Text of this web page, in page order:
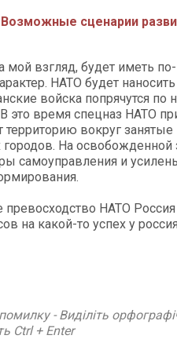
Возможные сценарии
мой взгляд, будет иметь
НАТО будет
войска попрячутся по
это время спецназ НАТО
территорию вокруг
На освобожденной
самоуправления и
превосходство НАТО
на какой-то успех у
- Виділіть
Ctrl + Enter